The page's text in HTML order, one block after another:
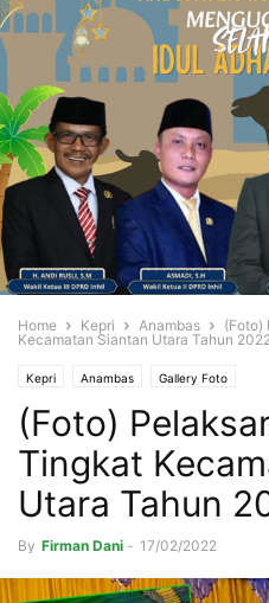
Home Kepri Anambas
(Foto)
Kecamatan Siantan Utara Tahun
Kepri Anambas Gallery Foto
(Foto)
Tingkat
Utara Tahun
By Firman Dani - 17/02/2022